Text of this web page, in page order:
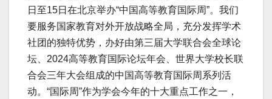
日至15日在北京举办“中国高等教育国际周”。我们
要服务国家教育对外开放战略全局，充分发挥学术
社团的独特优势，办好由第三届大学联合会全球论
坛、2024高等教育国际论坛年会、世界大学校长联
合会三年大会组成的中国高等教育国际周系列活
动。“国际周”作为学会今年的十大重点工作之一，